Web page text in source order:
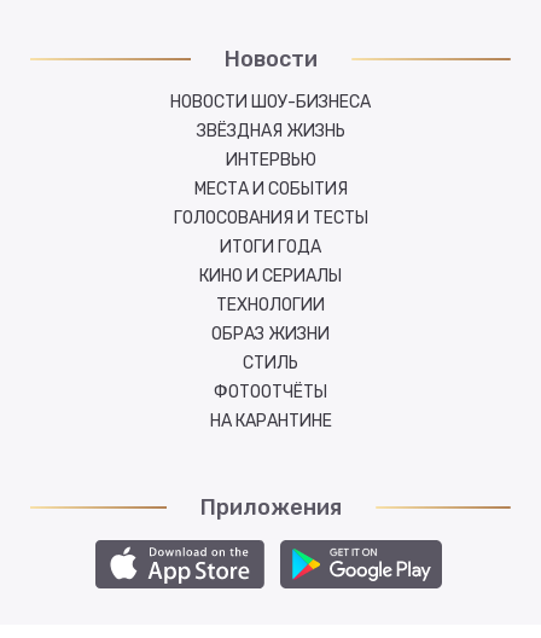
Новости
НОВОСТИ ШОУ-БИЗНЕСА
ЗВЁЗДНАЯ ЖИЗНЬ
ИНТЕРВЬЮ
МЕСТА И СОБЫТИЯ
ГОЛОСОВАНИЯ И ТЕСТЫ
ИТОГИ ГОДА
КИНО И СЕРИАЛЫ
ТЕХНОЛОГИИ
ОБРАЗ ЖИЗНИ
СТИЛЬ
ФОТООТЧЁТЫ
НА КАРАНТИНЕ
Приложения